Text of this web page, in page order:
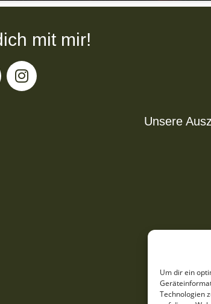
Um dir ein
Technologien
mit mir!
Unsere